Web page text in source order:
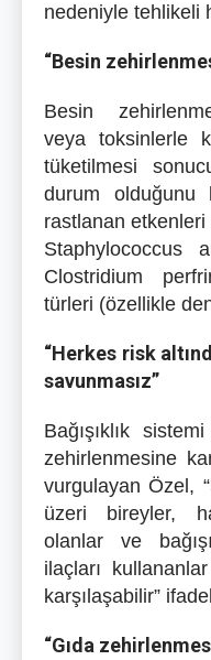
nedeniyle tehlikeli
“Besin
Besin
veya toksinlerle
tüketilmesi
durum
rastlanan etkenleri
Staphylococcus
Clostridium
türleri (özellikle
“Herkes risk
savunmasız”
Bağışıklık
zehirlenmesine
vurgulayan Özel,
üzeri bireyler,
olanlar ve
ilaçları
karşılaşabilir”
“Gıda